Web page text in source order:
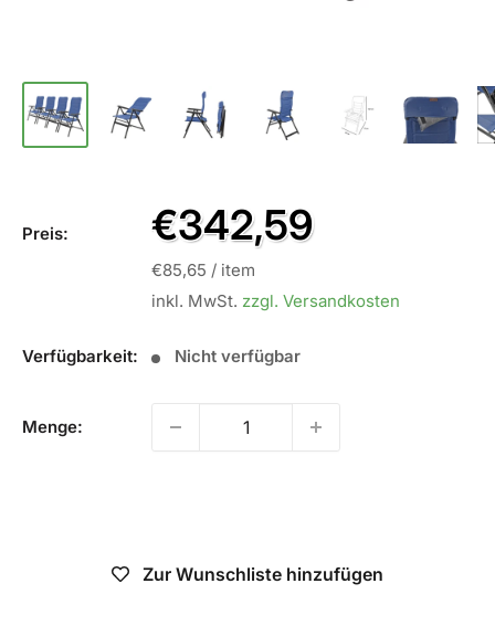
Preis:
Sale
Preis
€342,59
€85,65 / item
inkl. MwSt. zzgl. Versandkosten
Verfügbarkeit: Nicht verfügbar
Menge:
Zur Wunschliste hinzufügen